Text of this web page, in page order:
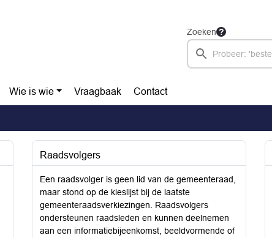
Zoeken
Wie is wie Vraagbaak Contact
Raadsvolgers
Een raadsvolger is geen lid van de gemeenteraad,
maar stond op de kieslijst bij de laatste
gemeenteraadsverkiezingen. Raadsvolgers
ondersteunen raadsleden en kunnen deelnemen
aan een informatiebijeenkomst, beeldvormende of